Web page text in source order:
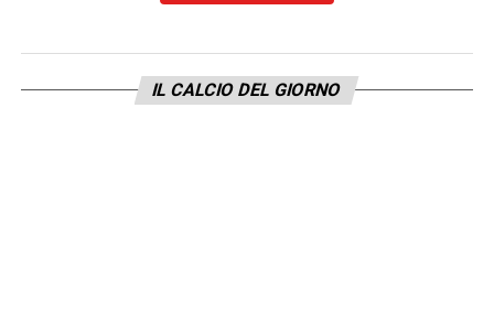
iniziato, ma la questione Okereke potrebbe
già segnare una delle prime mosse cruciali
IL CALCIO DEL GIORNO